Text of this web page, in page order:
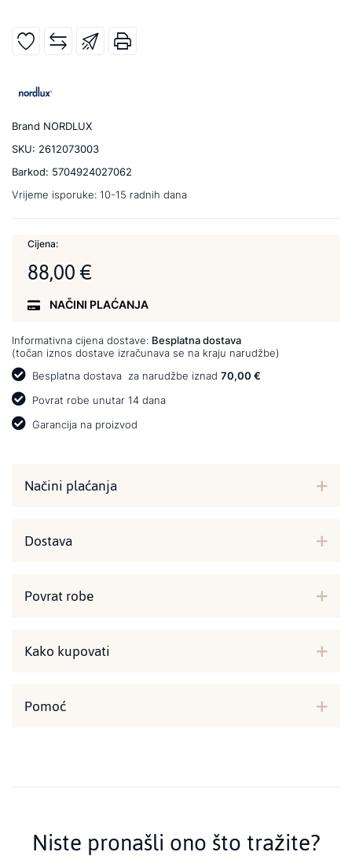
Brand NORDLUX
SKU: 2612073003
Barkod: 5704924027062
Vrijeme isporuke: 10-15 radnih dana
Cijena:
88,00 €
NAČINI PLAĆANJA
Informativna cijena dostave: Besplatna dostava
(točan iznos dostave izračunava se na kraju narudžbe)
Besplatna dostava za narudžbe iznad 70,00 €
Povrat robe unutar 14 dana
Garancija na proizvod
Načini plaćanja
Dostava
Povrat robe
Kako kupovati
Pomoć
Niste pronašli ono što tražite?